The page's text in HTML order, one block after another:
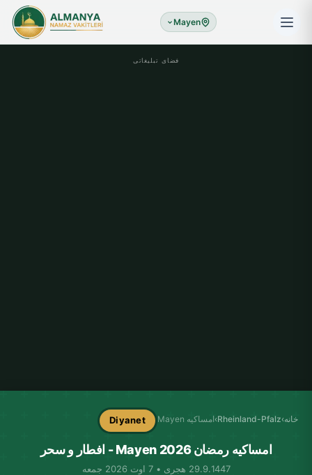
Mayen
فضای تبلیغاتی
خانه›
Rheinland-Pfalz
›امساکیه Mayen Diyanet
امساکیه رمضان Mayen 2026 - افطار و سحر
29.9.1447 هجری • 7 اوت 2026 جمعه